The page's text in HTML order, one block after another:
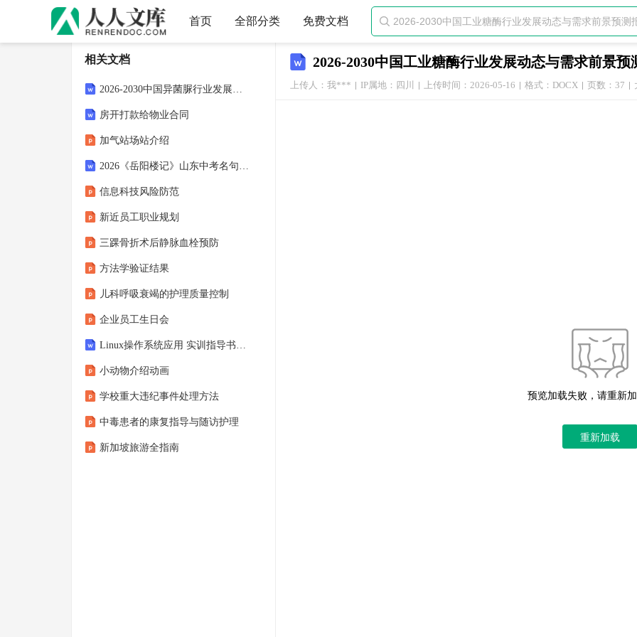
首页 全部分类 免费文档 
2026-2030中国工业糖酶行业发展动态与需求前景预
上传人：我*** IP属地：四川 上传时间：2026-05-16 格式：DOCX 页数：37
预览加载失败，请重新
重新加载
相关文档
2026-2030中国异菌脲行业发展趋势与需求前景预测报告
房开打款给物业合同
加气站场站介绍
2026《岳阳楼记》山东中考名句默写预测题（含答案）
信息科技风险防范
新近员工职业规划
三踝骨折术后静脉血栓预防
方法学验证结果
儿科呼吸衰竭的护理质量控制
企业员工生日会
Linux操作系统应用 实训指导书、教学大纲、课程标准
小动物介绍动画
学校重大违纪事件处理方法
中毒患者的康复指导与随访护理
新加坡旅游全指南